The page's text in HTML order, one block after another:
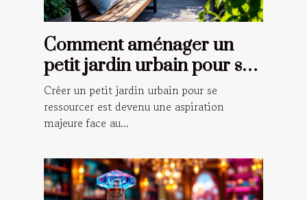
Comment aménager un
petit jardin urbain pour se
ressourcer ?
Créer un petit jardin urbain pour se
ressourcer est devenu une aspiration
majeure face au...